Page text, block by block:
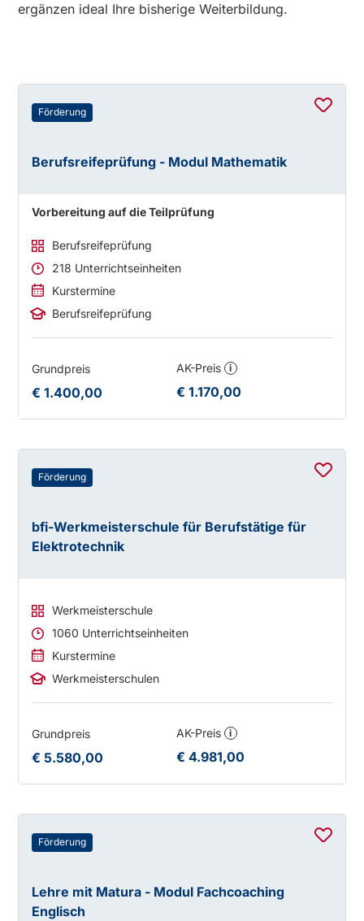
ergänzen ideal Ihre bisherige Weiterbildung.
Förderung
Berufsreifeprüfung - Modul Mathematik
Vorbereitung auf die Teilprüfung
Berufsreifeprüfung
218 Unterrichtseinheiten
Kurstermine
Berufsreifeprüfung
Grundpreis
€ 1.400,00
AK-Preis i
€ 1.170,00
Förderung
bfi-Werkmeisterschule für Berufstätige für
Elektrotechnik
Werkmeisterschule
1060 Unterrichtseinheiten
Kurstermine
Werkmeisterschulen
Grundpreis
€ 5.580,00
AK-Preis i
€ 4.981,00
Förderung
Lehre mit Matura - Modul Fachcoaching
Englisch